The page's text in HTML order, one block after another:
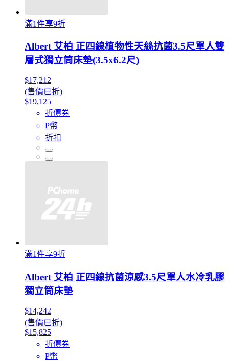
滿1件享9折
Albert 艾柏 正四線植物性天絲抗菌3.5尺單人雙
層式獨立筒床墊(3.5x6.2尺)
$17,212
(售價已折)
$19,125
折價券
P幣
折扣
滿1件享9折
Albert 艾柏 正四線抗菌涼感3.5尺單人水冷乳膠
獨立筒床墊
$14,242
(售價已折)
$15,825
折價券
P幣